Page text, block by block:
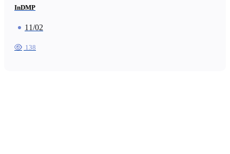
InDMP
11/02
138